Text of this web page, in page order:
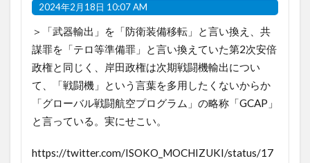
2024年2月18日 10:07 AM
＞「武器輸出」を「防衛装備移転」と言い換え、共
謀罪を「テロ等準備罪」と言い換えていた第2次安倍
政権と同じく、岸田政権は次期戦闘機輸出につい
て、「戦闘機」という言葉を多用したくないからか
「グローバル戦闘航空プログラム」の略称「GCAP」
と言っている。実にせこい。
https://twitter.com/ISOKO_MOCHIZUKI/status/17